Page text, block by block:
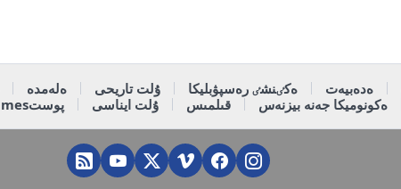
ەدەبيەت ەكٸنشٸ رەسپۋبليكا ۇلت تاريحى ەلەمدە
ەكونوميكا جەنە بيزنەس قىلمىس ۇلت ايناسى پوستtimes